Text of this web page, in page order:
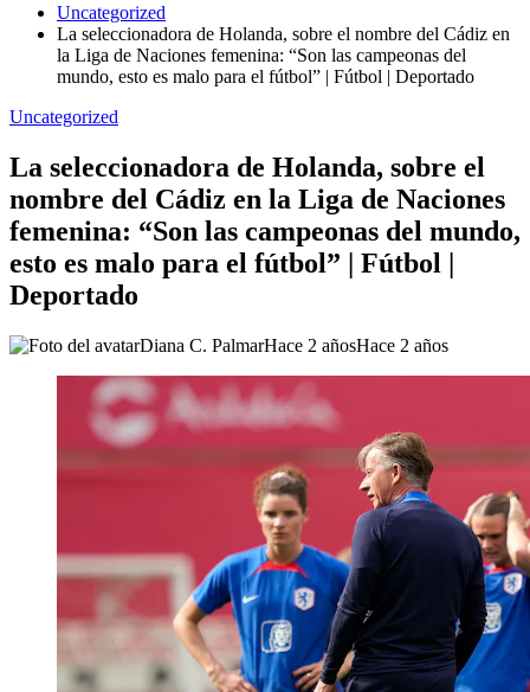
Uncategorized
La seleccionadora de Holanda, sobre el nombre del Cádiz en
la Liga de Naciones femenina: “Son las campeonas del
mundo, esto es malo para el fútbol” | Fútbol | Deportado
Uncategorized
La seleccionadora de Holanda, sobre el
nombre del Cádiz en la Liga de Naciones
femenina: “Son las campeonas del mundo,
esto es malo para el fútbol” | Fútbol |
Deportado
Diana C. PalmarHace 2 añosHace 2 años